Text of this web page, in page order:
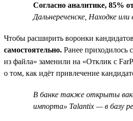
Согласно аналитике, 85%
Дальнереченске, Находке
Чтобы расширить воронки
самостоятельно. Ранее приходилось
из файла» заменили на «Отклик с
о том, как идёт привлечение
В банке также открыты
импорта» Talantix — в базу